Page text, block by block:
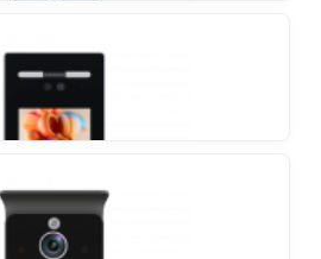
Tabo
IP vonkajšia stanica
UMA
IP vonkajšia stanica